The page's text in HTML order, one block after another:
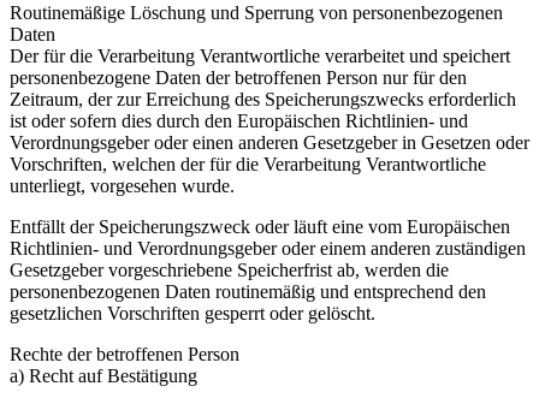
Routinemäßige Löschung und Sperrung von personenbezogenen
Daten
Der für die Verarbeitung Verantwortliche verarbeitet und speichert
personenbezogene Daten der betroffenen Person nur für den
Zeitraum, der zur Erreichung des Speicherungszwecks erforderlich
ist oder sofern dies durch den Europäischen Richtlinien- und
Verordnungsgeber oder einen anderen Gesetzgeber in Gesetzen oder
Vorschriften, welchen der für die Verarbeitung Verantwortliche
unterliegt, vorgesehen wurde.
Entfällt der Speicherungszweck oder läuft eine vom Europäischen
Richtlinien- und Verordnungsgeber oder einem anderen zuständigen
Gesetzgeber vorgeschriebene Speicherfrist ab, werden die
personenbezogenen Daten routinemäßig und entsprechend den
gesetzlichen Vorschriften gesperrt oder gelöscht.
Rechte der betroffenen Person
a) Recht auf Bestätigung